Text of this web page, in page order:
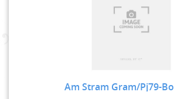
Am Stram Gram/Pj79-